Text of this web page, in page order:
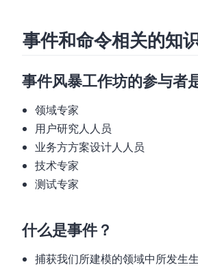
事件和命令相关的知
事件风暴工作坊的参与者
领域专家
用户研究⼈人员
业务⽅方案设计⼈人员
技术专家
测试专家
什么是事件？
捕获我们所建模的领域中所发⽣